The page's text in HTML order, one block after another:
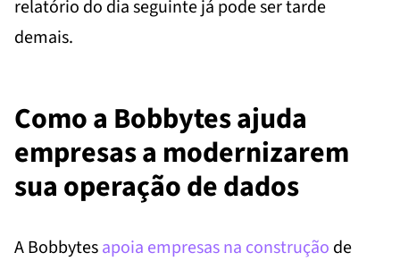
relatório do dia seguinte já pode ser tarde
demais.
Como a Bobbytes ajuda
empresas a modernizarem
sua operação de dados
A Bobbytesapoia empresas na construção de